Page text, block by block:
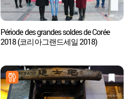
Période des grandes soldes de Corée
2018 (코리아그랜드세일 2018)